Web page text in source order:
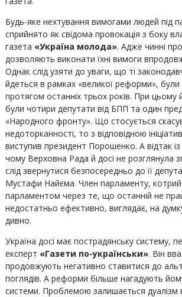
Будь-яке нехтування вимогами людей під
сприйнято як свідома провокація з боку
газета «Україна молода». Адже чинні
дозволяють виконати їхні вимоги
Однак слід узяти до уваги, що ті
йдеться в рамках «великої реформи», були
протягом останніх трьох років. При цьому
були чотири депутати від БПП та один
«Народного фронту». Що стосується
недоторканності, то з відповідною
виступив президент Порошенко. А відтак
чому Верховна Рада й досі не розглянула
слід звернутися безпосередньо до її
Мустафи Найєма. Член парламенту, котрий
парламентом через те, що останній не
недостатньо ефективно, виглядає, на
дивно.
Україна досі має пострадянську систему,
експерт «Газети по-українськи». Він
продовжують негативно ставитися до
поглядів. А реформи більше нагадують
системи. Проблемою залишається дуалізм